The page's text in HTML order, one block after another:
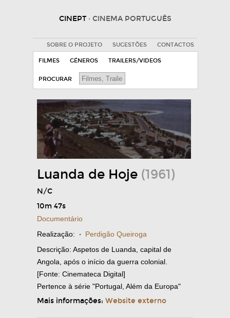
CINEPT · CINEMA PORTUGUÊS
SOBRE O PROJETO SUGESTÕES CONTACTOS
FILMES GÉNEROS TRAILERS/VIDEOS
PROCURAR
Luanda de Hoje (1961)
N/C
10m 47s
Documentário
Realização: · Perdigão Queiroga
Descrição: Aspetos de Luanda, capital de
Angola, após o início da guerra colonial.
[Fonte: Cinemateca Digital]
Pertence à série "Portugal, Além da Europa"
Mais informações: Website externo